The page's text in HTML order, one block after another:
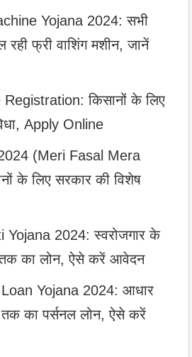
Yojana 2024: सभी
रही फ्री वाशिंग मशीन, जानें
किसानों के लिए
Apply Online
2024 (Meri Fasal Mera
के लिए सरकार की विशेष
2024: स्वरोजगार के
तक का लोन, ऐसे करें आवेदन
Yojana 2024: आधार
तक का पर्सनल लोन, ऐसे करें